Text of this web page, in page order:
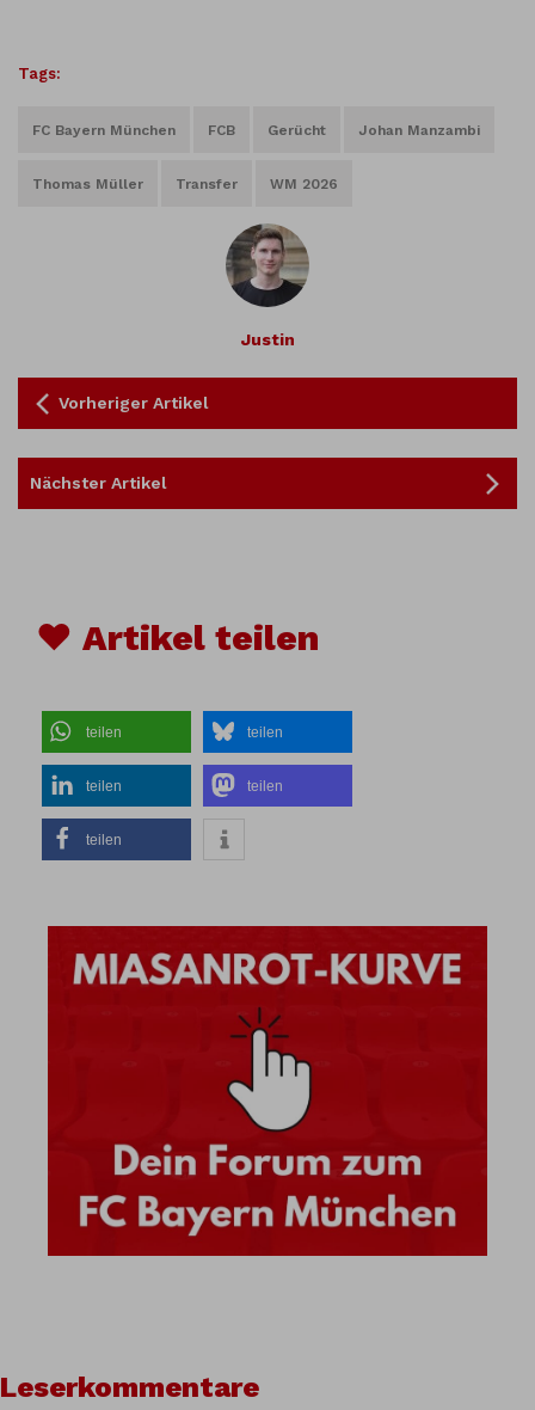
Tags:
FC Bayern München FCB Gerücht Johan Manzambi
Thomas Müller Transfer WM 2026
Justin
Vorheriger Artikel
Nächster Artikel
♥ Artikel teilen
teilen teilen
teilen teilen
teilen
Leserkommentare